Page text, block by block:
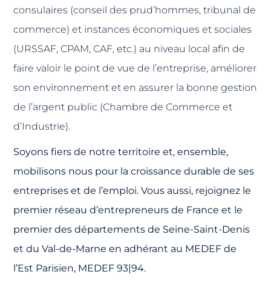
consulaires (conseil des prud’hommes, tribunal de
commerce) et instances économiques et sociales
(URSSAF, CPAM, CAF, etc.) au niveau local afin de
faire valoir le point de vue de l’entreprise, améliorer
son environnement et en assurer la bonne gestion
de l’argent public (Chambre de Commerce et
d’Industrie).
Soyons fiers de notre territoire et, ensemble,
mobilisons nous pour la croissance durable de ses
entreprises et de l’emploi. Vous aussi, rejoignez le
premier réseau d’entrepreneurs de France et le
premier des départements de Seine-Saint-Denis
et du Val-de-Marne en adhérant au MEDEF de
l’Est Parisien, MEDEF 93|94.